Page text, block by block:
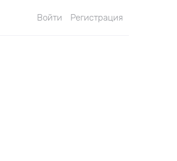
Войти Регистрация